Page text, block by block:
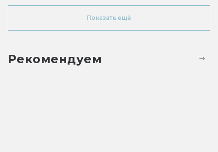
Показать ещё
Рекомендуем